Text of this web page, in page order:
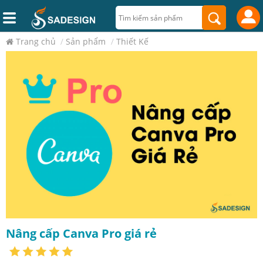
Trang chủ / Sản phẩm / Thiết Kế
Nâng cấp Canva Pro giá rẻ